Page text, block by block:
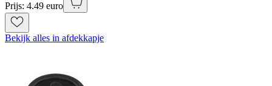
Prijs: 4.49 euro
Bekijk alles in afdekkapje